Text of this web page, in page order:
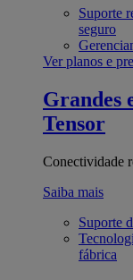
Suporte
seguro
Ver planos e
Grandes
Tensor
Conectividade
Saiba mais
Suporte
fábrica